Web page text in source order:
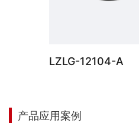
LZLG-12104-A
产品应用案例